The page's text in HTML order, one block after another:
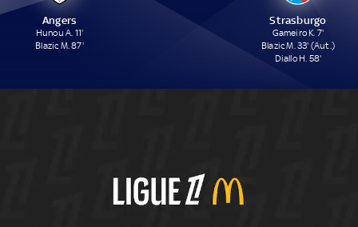
Angers
Hunou A. 11'
Blazic M. 87'
Strasburgo
Gameiro K. 7'
Blazic M. 33' (Aut.)
Diallo H. 58'